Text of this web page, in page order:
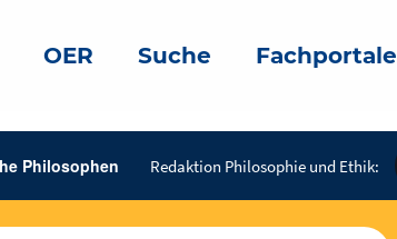
OER Suche Fachportale
Philosophen Redaktion Philosophie und Ethik: